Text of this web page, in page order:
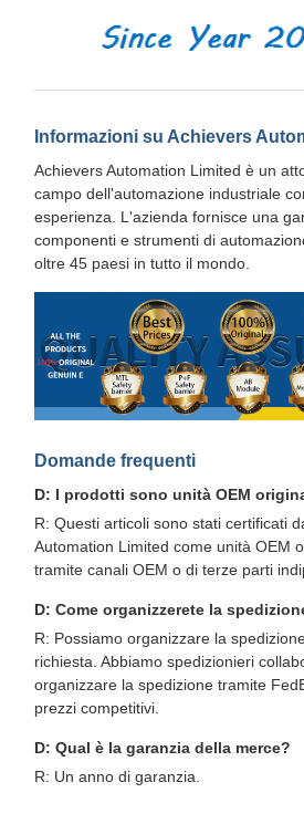
Informazioni su Achievers
Achievers Automation Limited è un
campo dell'automazione industriale
esperienza. L'azienda fornisce una
componenti e strumenti di
oltre 45 paesi in tutto il mondo.
Domande frequenti
D: I prodotti sono unità OEM
R: Questi articoli sono stati certificati
Automation Limited come unità OEM
tramite canali OEM o di terze parti
D: Come organizzerete la
R: Possiamo organizzare la
richiesta. Abbiamo spedizionieri
organizzare la spedizione tramite
prezzi competitivi.
D: Qual è la garanzia della merce?
R: Un anno di garanzia.